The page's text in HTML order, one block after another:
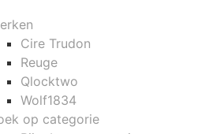
Cire Trudon
Reuge
Qlocktwo
Wolf1834
op categorie